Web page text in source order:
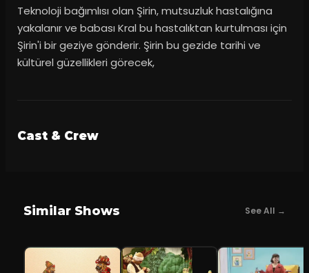
Teknoloji bağımlısı olan Şirin, mutsuzluk hastalığına
yakalanır ve babası Kral bu hastalıktan kurtulması için
Şirin'i bir geziye gönderir. Şirin bu gezide tarihi ve
kültürel güzellikleri görecek,
Cast & Crew
Similar Shows See All →